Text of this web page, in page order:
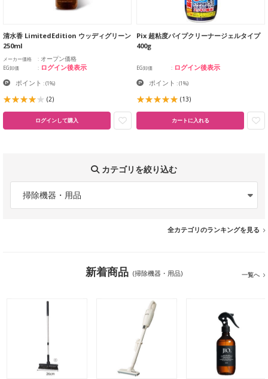
清水香 LimitedEdition ウッディグリーン
250ml
メーカー価格 オープン価格
EG卸価 ログイン後表示
ポイント :(1%)
(2)
ログインして購入
Pix 超粘度パイプクリーナージェルタイプ
400g
EG卸価 ログイン後表示
ポイント :(1%)
(13)
カートに入れる
カテゴリを絞り込む
掃除機器・用品
全カテゴリのランキングを見る
新着商品 (掃除機器・用品) 一覧へ